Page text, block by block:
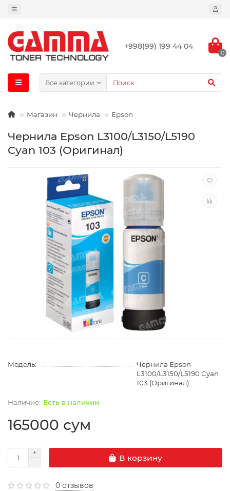
+998(99) 199 44 04
0
Все категории
Магазин Чернила Epson
Чернила Epson L3100/L3150/L5190
Cyan 103 (Оригинал)
Модель:
Чернила Epson
L3100/L3150/L5190 Cyan
103 (Оригинал)
Есть в наличии
165000 сум
В корзину
0 отзывов